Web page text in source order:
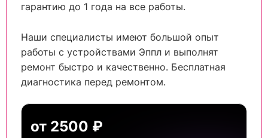
гарантию до 1 года на все работы.
Наши специалисты имеют большой опыт
работы с устройствами Эппл и выполнят
ремонт быстро и качественно. Бесплатная
диагностика перед ремонтом.
от 2500 ₽